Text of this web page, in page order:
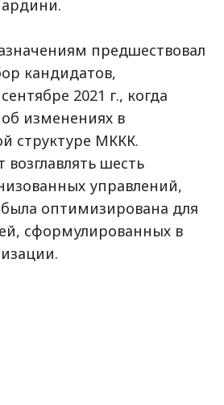
предшествовал
кандидатов,
2021 г., когда
изменениях в
структуре МККК.
шесть
управлений,
оптимизирована для
сформулированных в